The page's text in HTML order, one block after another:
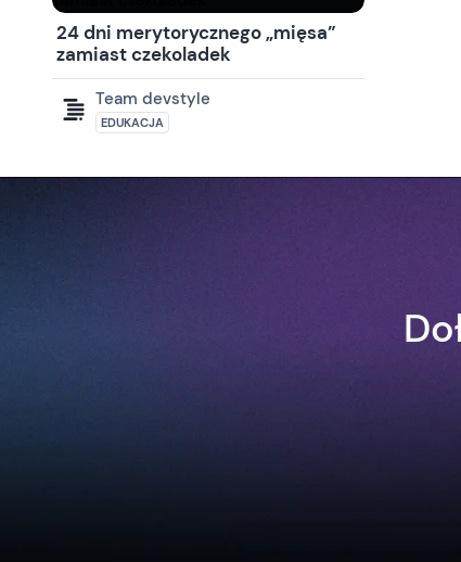
24 dni merytorycznego „mięsa”
zamiast czekoladek
Team devstyle
EDUKACJA